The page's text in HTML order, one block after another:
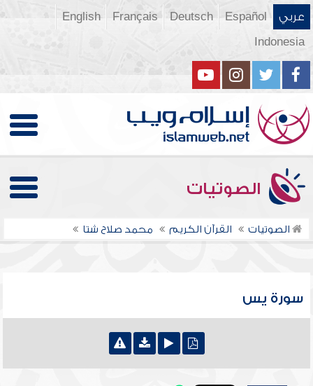
عربي Español
Deutsch
Français
English
Indonesia
الصوتيات
الصوتيات القرآن الكريم محمد صلاح شتا
سورة يس